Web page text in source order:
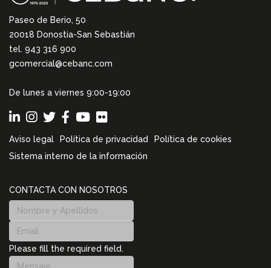
Paseo de Berio, 50
20018 Donostia-San Sebastián
tel. 943 316 900
gcomercial@cebanc.com
De lunes a viernes 9:00-19:00
Aviso legal Política de privacidad
Política de cookies
Sistema interno de la información
CONTACTA CON NOSOTROS
Please fill the required field.